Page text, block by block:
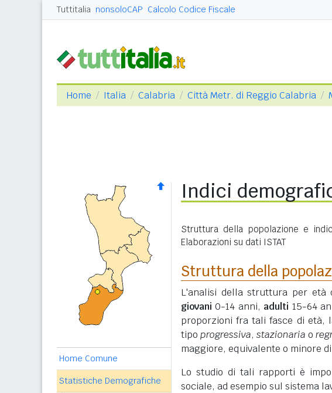
Tuttitalia nonsoloCAP Calcolo Codice Fiscale
Home Italia Calabria Città Metr. di Reggio Calabria
Home Comune
Statistiche Demografiche
Indici
Struttura della popolazione e
Elaborazioni su dati ISTAT
Struttura della
L'analisi della struttura per età
giovani 0-14 anni, adulti 15-64
proporzioni fra tali fasce di età,
tipo progressiva, stazionaria o
maggiore, equivalente o minore
Lo studio di tali rapporti è
sociale, ad esempio sul sistema